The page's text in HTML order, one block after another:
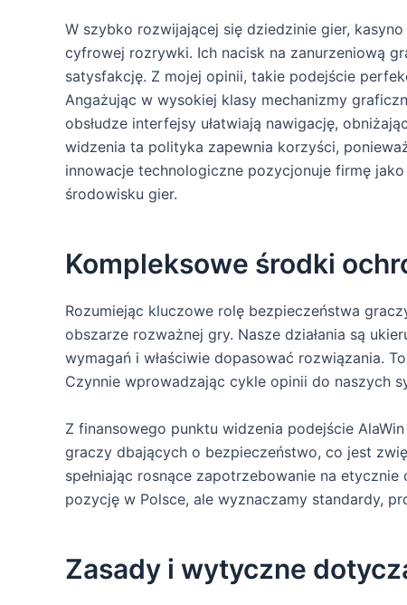
W szybko rozwijającej się dziedzinie gier,
cyfrowej rozrywki. Ich nacisk na zanurzeniową
satysfakcję. Z mojej opinii, takie podejście
Angażując w wysokiej klasy mechanizmy
obsłudze interfejsy ułatwiają nawigację,
widzenia ta polityka zapewnia korzyści,
innowacje technologiczne pozycjonuje firmę
środowisku gier.
Kompleksowe środki
Rozumiejąc kluczowe rolę bezpieczeństwa
obszarze rozważnej gry. Nasze działania są
wymagań i właściwie dopasować rozwiązania.
Czynnie wprowadzając cykle opinii do naszych
Z finansowego punktu widzenia podejście
graczy dbających o bezpieczeństwo, co jest
spełniając rosnące zapotrzebowanie na
pozycję w Polsce, ale wyznaczamy standardy,
Zasady i wytyczne